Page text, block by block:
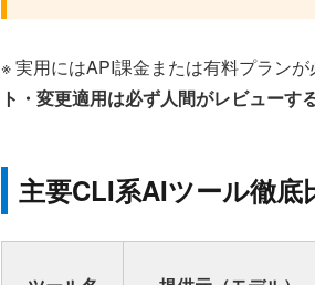
※ 実用にはAPI課金または有料プラン
ト・変更適用は必ず人間がレビューす
主要CLI系AIツール徹底